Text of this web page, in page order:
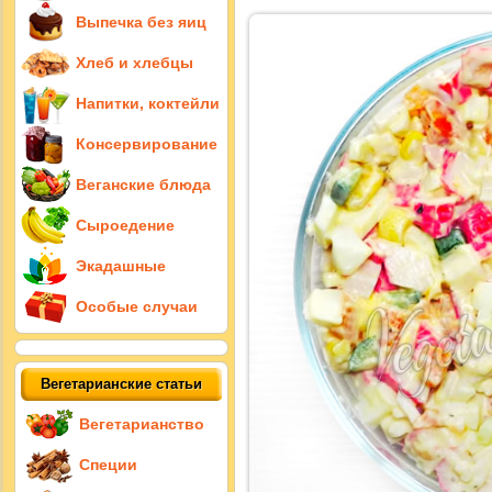
Выпечка без яиц
Хлеб и хлебцы
Напитки, коктейли
Консервирование
Веганские блюда
Сыроедение
Экадашные
Особые случаи
Вегетарианские статьи
Вегетарианство
Специи